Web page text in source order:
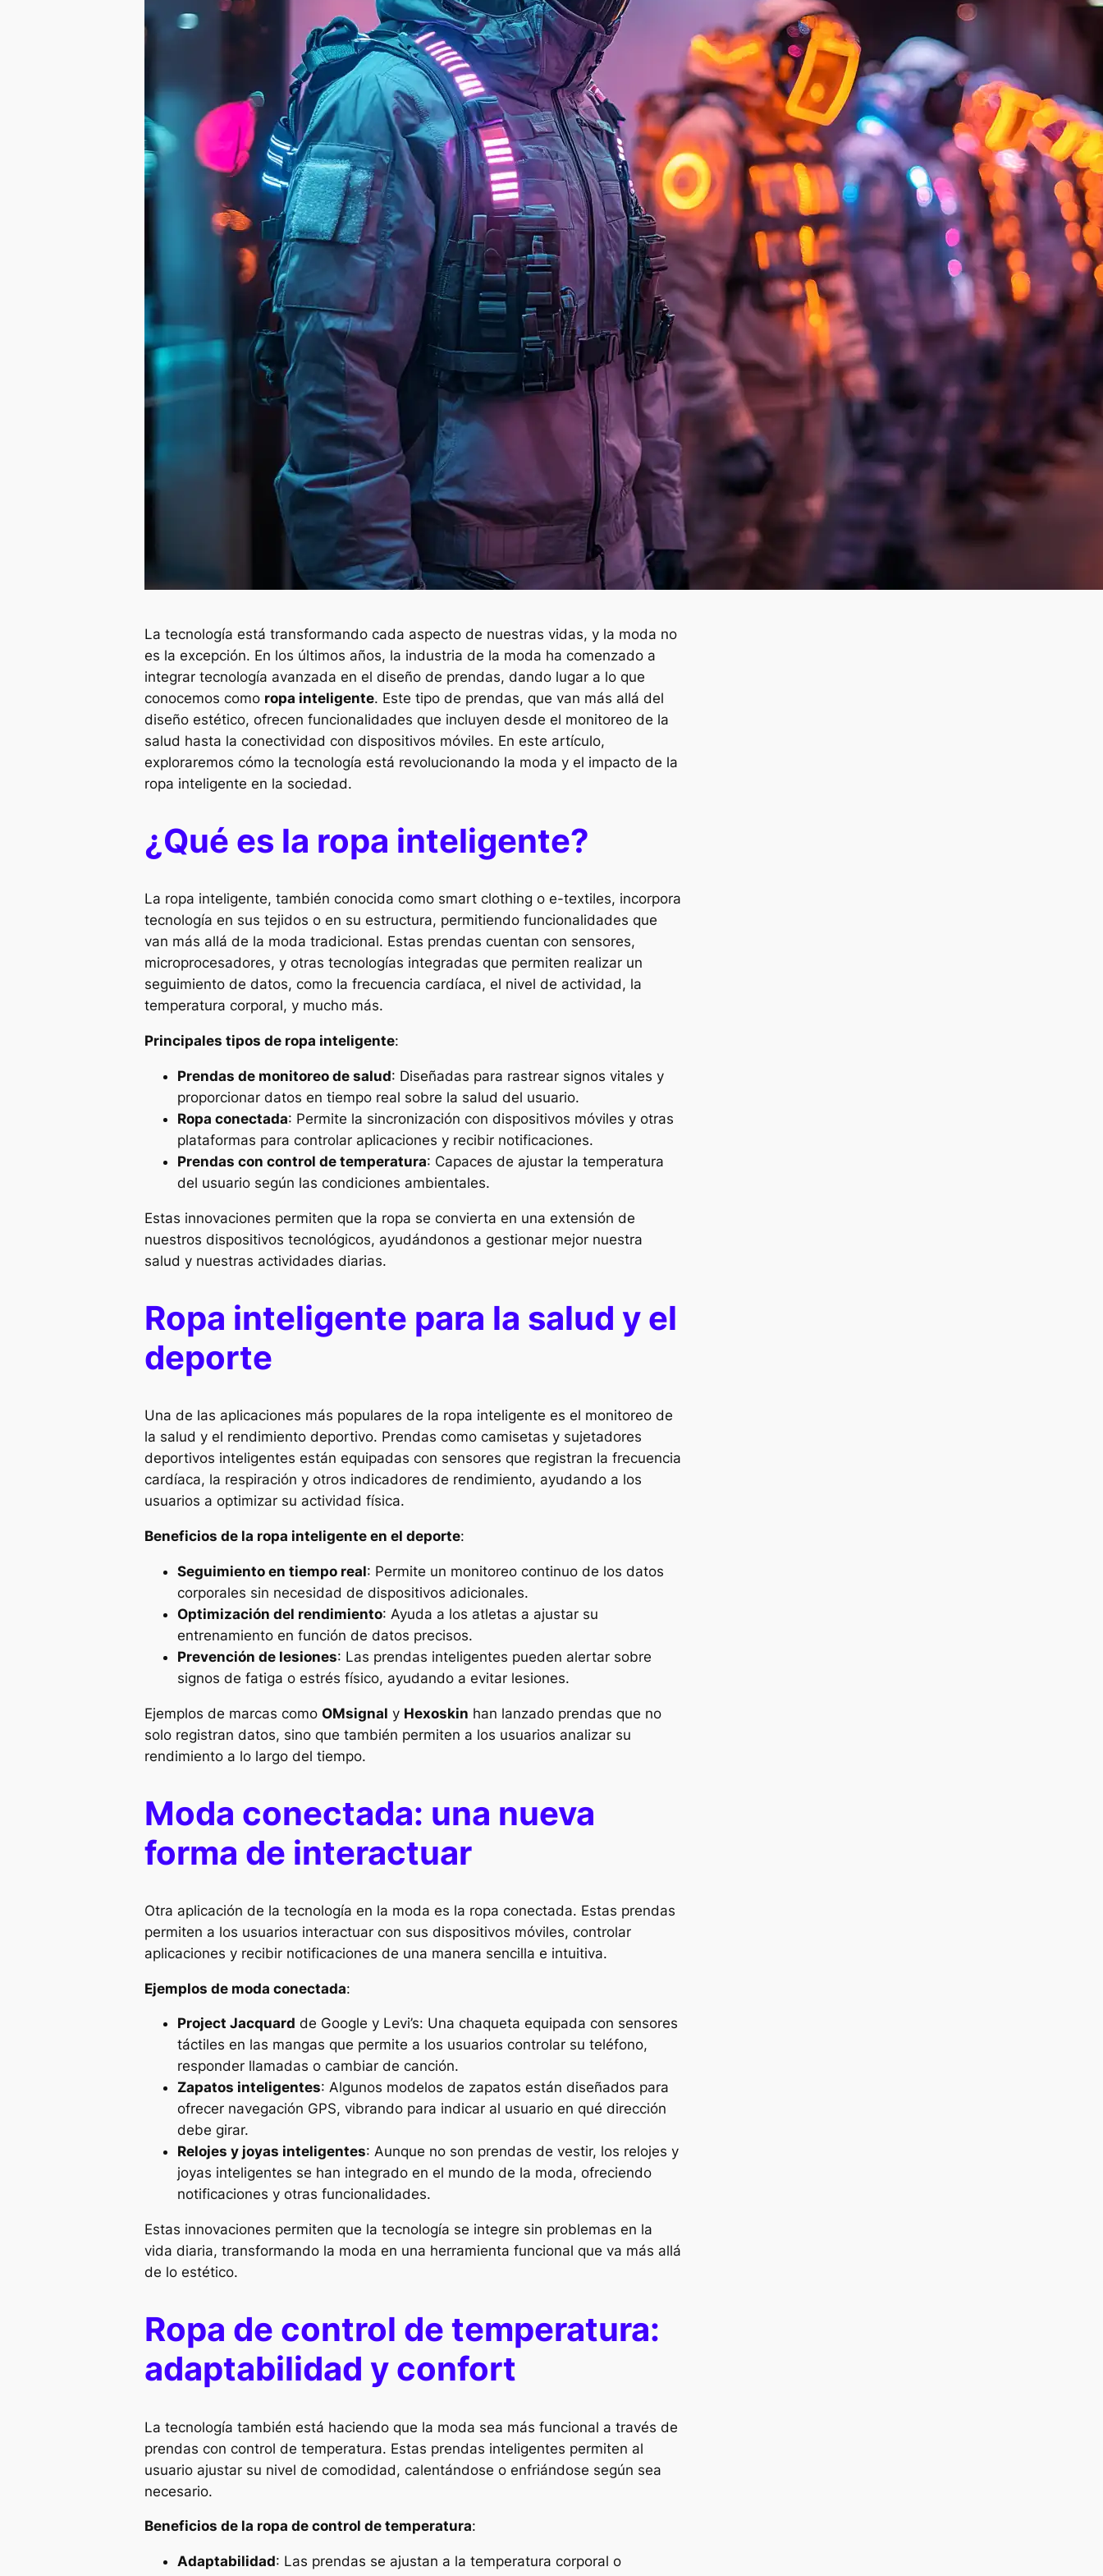
La tecnología está transformando cada aspecto de nuestras vidas, y la moda no
es la excepción. En los últimos años, la industria de la moda ha comenzado a
integrar tecnología avanzada en el diseño de prendas, dando lugar a lo que
conocemos como ropa inteligente. Este tipo de prendas, que van más allá del
diseño estético, ofrecen funcionalidades que incluyen desde el monitoreo de la
salud hasta la conectividad con dispositivos móviles. En este artículo,
exploraremos cómo la tecnología está revolucionando la moda y el impacto de la
ropa inteligente en la sociedad.
¿Qué es la ropa inteligente?
La ropa inteligente, también conocida como smart clothing o e-textiles, incorpora
tecnología en sus tejidos o en su estructura, permitiendo funcionalidades que
van más allá de la moda tradicional. Estas prendas cuentan con sensores,
microprocesadores, y otras tecnologías integradas que permiten realizar un
seguimiento de datos, como la frecuencia cardíaca, el nivel de actividad, la
temperatura corporal, y mucho más.
Principales tipos de ropa inteligente:
Prendas de monitoreo de salud: Diseñadas para rastrear signos vitales y
proporcionar datos en tiempo real sobre la salud del usuario.
Ropa conectada: Permite la sincronización con dispositivos móviles y otras
plataformas para controlar aplicaciones y recibir notificaciones.
Prendas con control de temperatura: Capaces de ajustar la temperatura
del usuario según las condiciones ambientales.
Estas innovaciones permiten que la ropa se convierta en una extensión de
nuestros dispositivos tecnológicos, ayudándonos a gestionar mejor nuestra
salud y nuestras actividades diarias.
Ropa inteligente para la salud y el
deporte
Una de las aplicaciones más populares de la ropa inteligente es el monitoreo de
la salud y el rendimiento deportivo. Prendas como camisetas y sujetadores
deportivos inteligentes están equipadas con sensores que registran la frecuencia
cardíaca, la respiración y otros indicadores de rendimiento, ayudando a los
usuarios a optimizar su actividad física.
Beneficios de la ropa inteligente en el deporte:
Seguimiento en tiempo real: Permite un monitoreo continuo de los datos
corporales sin necesidad de dispositivos adicionales.
Optimización del rendimiento: Ayuda a los atletas a ajustar su
entrenamiento en función de datos precisos.
Prevención de lesiones: Las prendas inteligentes pueden alertar sobre
signos de fatiga o estrés físico, ayudando a evitar lesiones.
Ejemplos de marcas como OMsignal y Hexoskin han lanzado prendas que no
solo registran datos, sino que también permiten a los usuarios analizar su
rendimiento a lo largo del tiempo.
Moda conectada: una nueva
forma de interactuar
Otra aplicación de la tecnología en la moda es la ropa conectada. Estas prendas
permiten a los usuarios interactuar con sus dispositivos móviles, controlar
aplicaciones y recibir notificaciones de una manera sencilla e intuitiva.
Ejemplos de moda conectada:
Project Jacquard de Google y Levi’s: Una chaqueta equipada con sensores
táctiles en las mangas que permite a los usuarios controlar su teléfono,
responder llamadas o cambiar de canción.
Zapatos inteligentes: Algunos modelos de zapatos están diseñados para
ofrecer navegación GPS, vibrando para indicar al usuario en qué dirección
debe girar.
Relojes y joyas inteligentes: Aunque no son prendas de vestir, los relojes y
joyas inteligentes se han integrado en el mundo de la moda, ofreciendo
notificaciones y otras funcionalidades.
Estas innovaciones permiten que la tecnología se integre sin problemas en la
vida diaria, transformando la moda en una herramienta funcional que va más allá
de lo estético.
Ropa de control de temperatura:
adaptabilidad y confort
La tecnología también está haciendo que la moda sea más funcional a través de
prendas con control de temperatura. Estas prendas inteligentes permiten al
usuario ajustar su nivel de comodidad, calentándose o enfriándose según sea
necesario.
Beneficios de la ropa de control de temperatura:
Adaptabilidad: Las prendas se ajustan a la temperatura corporal o